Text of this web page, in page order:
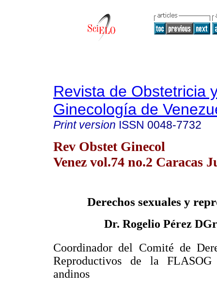
Revista de Obstetricia
Ginecología de
Print version ISSN 0048-7732
Rev Obstet Ginecol
Venez vol.74 no.2 Caracas
Derechos sexuales y
Dr. Rogelio Pérez
Coordinador del Comité de
Reproductivos de la
andinos